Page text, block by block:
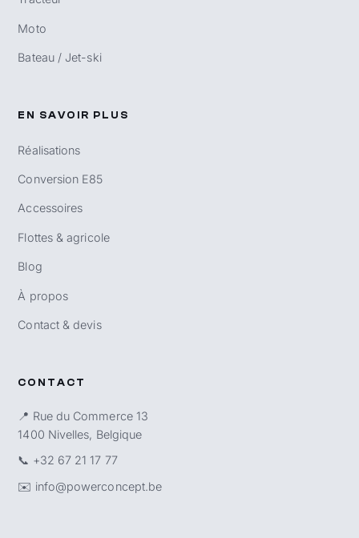
Moto
Bateau / Jet-ski
EN SAVOIR PLUS
Réalisations
Conversion E85
Accessoires
Flottes & agricole
Blog
À propos
Contact & devis
CONTACT
📍 Rue du Commerce 13
1400 Nivelles, Belgique
📞 +32 67 21 17 77
✉️ info@powerconcept.be